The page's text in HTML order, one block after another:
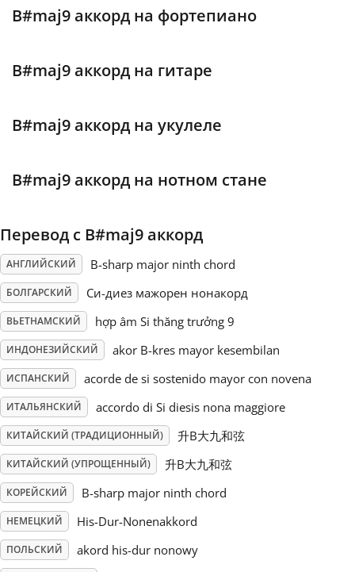
Русский
Svenska
Tiếng Việt
Türkçe
简体中文
繁體中文
B#maj9 аккорд на фортепиано
B#maj9 аккорд на гитаре
B#maj9 аккорд на укулеле
B#maj9 аккорд на нотном стане
Перевод с B#maj9 аккорд
АНГЛИЙСКИЙ B-sharp major ninth chord
БОЛГАРСКИЙ Си-диез мажорен нонакорд
ВЬЕТНАМСКИЙ hợp âm Si thăng trưởng 9
ИНДОНЕЗИЙСКИЙ akor B-kres mayor kesembilan
ИСПАНСКИЙ acorde de si sostenido mayor con novena
ИТАЛЬЯНСКИЙ accordo di Si diesis nona maggiore
КИТАЙСКИЙ (ТРАДИЦИОННЫЙ) 升B大九和弦
КИТАЙСКИЙ (УПРОЩЕННЫЙ) 升B大九和弦
КОРЕЙСКИЙ B-sharp major ninth chord
НЕМЕЦКИЙ His-Dur-Nonenakkord
ПОЛЬСКИЙ akord his-dur nonowy